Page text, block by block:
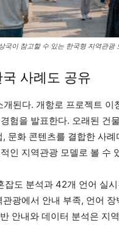
국이 참고할 수 있는 한국형 지역관광
사례도 공유
된다. 개항로 프로젝트
험을 발표한다. 오래된 건
문화 콘텐츠를 결합한 사
인 지역관광 모델로 볼 수
도 분석과 42개 언어 실
광에서 안내 부족, 언어
안내와 데이터 분석은 지